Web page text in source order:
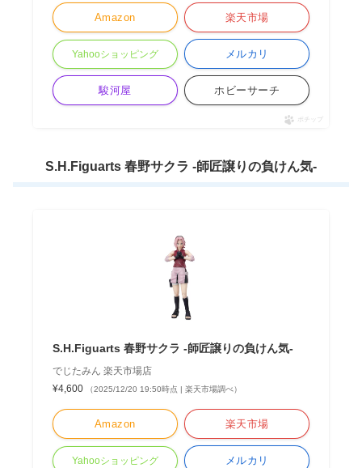
Amazon 楽天市場
Yahooショッピング メルカリ
駿河屋 ホビーサーチ
ポチップ
S.H.Figuarts 春野サクラ -師匠譲りの負けん気-
S.H.Figuarts 春野サクラ -師匠譲りの負けん気-
でじたみん 楽天市場店
¥4,600
（2025/12/20 19:50時点 | 楽天市場調べ）
Amazon 楽天市場
Yahooショッピング メルカリ